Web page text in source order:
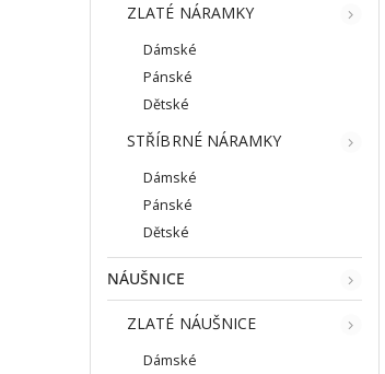
ZLATÉ NÁRAMKY
Dámské
Pánské
Dětské
STŘÍBRNÉ NÁRAMKY
Dámské
Pánské
Dětské
NÁUŠNICE
ZLATÉ NÁUŠNICE
Dámské